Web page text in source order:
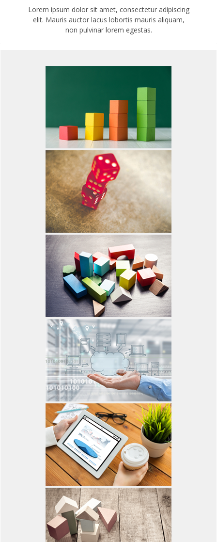
Lorem ipsum dolor sit amet, consectetur adipiscing
elit. Mauris auctor lacus lobortis mauris aliquam,
non pulvinar lorem egestas.